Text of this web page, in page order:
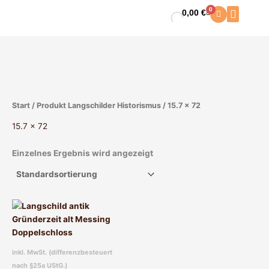
0,00€ 0
Warenkorb
Start / Produkt Langschilder Historismus / 15.7 x 72
15.7 x 72
Einzelnes Ergebnis wird angezeigt
inkl. MwSt. (differenzbesteuert
nach §25a UStG.)
Dieses
Produkt
weist
Varianten